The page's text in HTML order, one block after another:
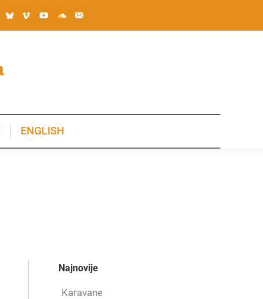
ENGLISH
Najnovije
Karavane
ENGLISH